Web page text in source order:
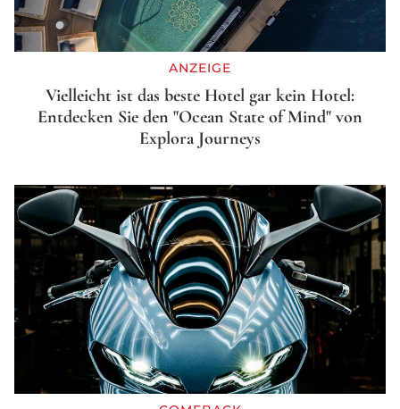
ANZEIGE
Vielleicht ist das beste Hotel gar kein Hotel:
Entdecken Sie den "Ocean State of Mind" von
Explora Journeys